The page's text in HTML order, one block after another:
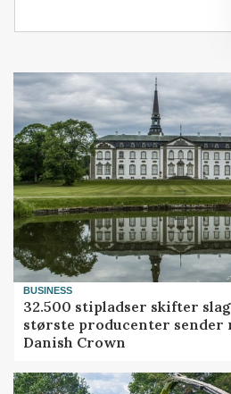
BUSINESS
32.500 stipladser skifter
største producenter sender
Danish Crown